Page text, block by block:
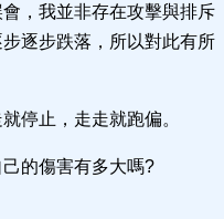
，我並非存在攻擊與排斥
逐步跌落，所以對此有所
停止，走走就跑偏。
的傷害有多大嗎?